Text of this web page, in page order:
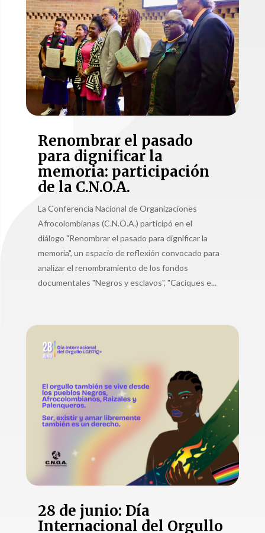
Renombrar el pasado
para dignificar la
memoria: participación
de la C.N.O.A.
La Conferencia Nacional de Organizaciones
Afrocolombianas (C.N.O.A.) participó en el
diálogo "Renombrar el pasado para dignificar la
memoria", un espacio de reflexión convocado para
analizar el renombramiento de los fondos
documentales "Negros y esclavos", "Caciques e...
28 de junio: Día
Internacional del Orgullo